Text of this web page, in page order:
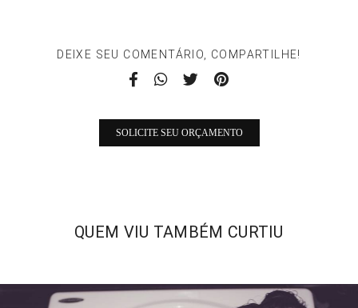
DEIXE SEU COMENTÁRIO, COMPARTILHE!
SOLICITE SEU ORÇAMENTO
QUEM VIU TAMBÉM CURTIU